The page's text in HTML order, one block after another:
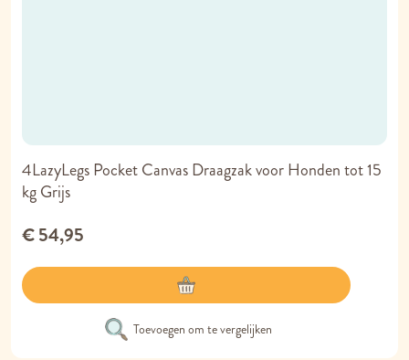
4LazyLegs Pocket Canvas Draagzak voor Honden tot 15
kg Grijs
€ 54,95
Toevoegen om te vergelijken